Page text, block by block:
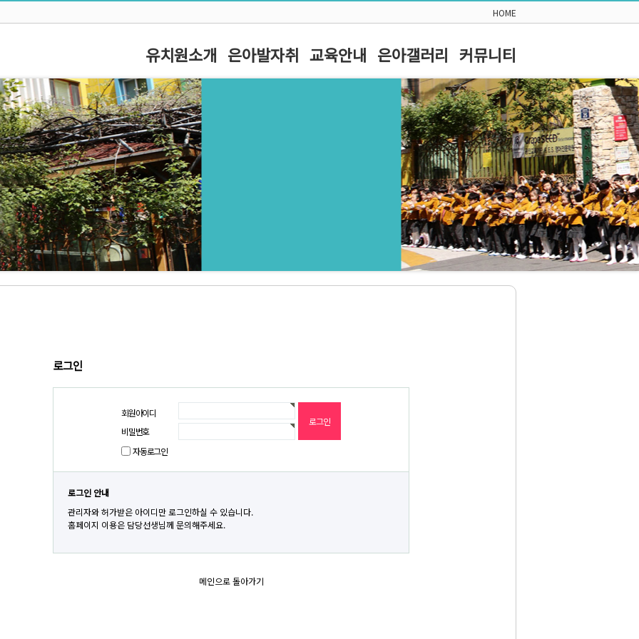
HOME
유치원소개 은아발자취 교육안내 은아갤러리 커뮤니티
로그인
회원아이디
비밀번호
자동로그인
로그인 안내
관리자와 허가받은 아이디만 로그인하실 수 있습니다.
홈페이지 이용은 담당선생님께 문의해주세요.
메인으로 돌아가기